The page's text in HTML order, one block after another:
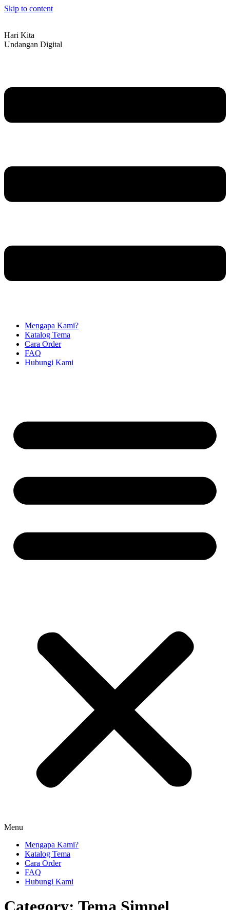
Skip to content
Hari Kita
Undangan Digital
Mengapa Kami?
Katalog Tema
Cara Order
FAQ
Hubungi Kami
Menu
Mengapa Kami?
Katalog Tema
Cara Order
FAQ
Hubungi Kami